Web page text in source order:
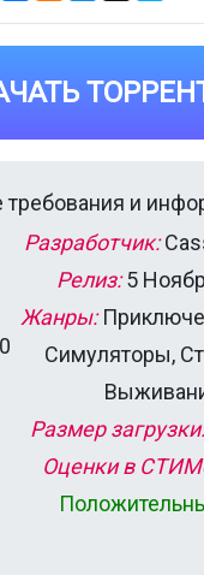
и
Разработчик:
Релиз:5
Жанры:
Симуляторы,
Размер загрузки:
Оценки в